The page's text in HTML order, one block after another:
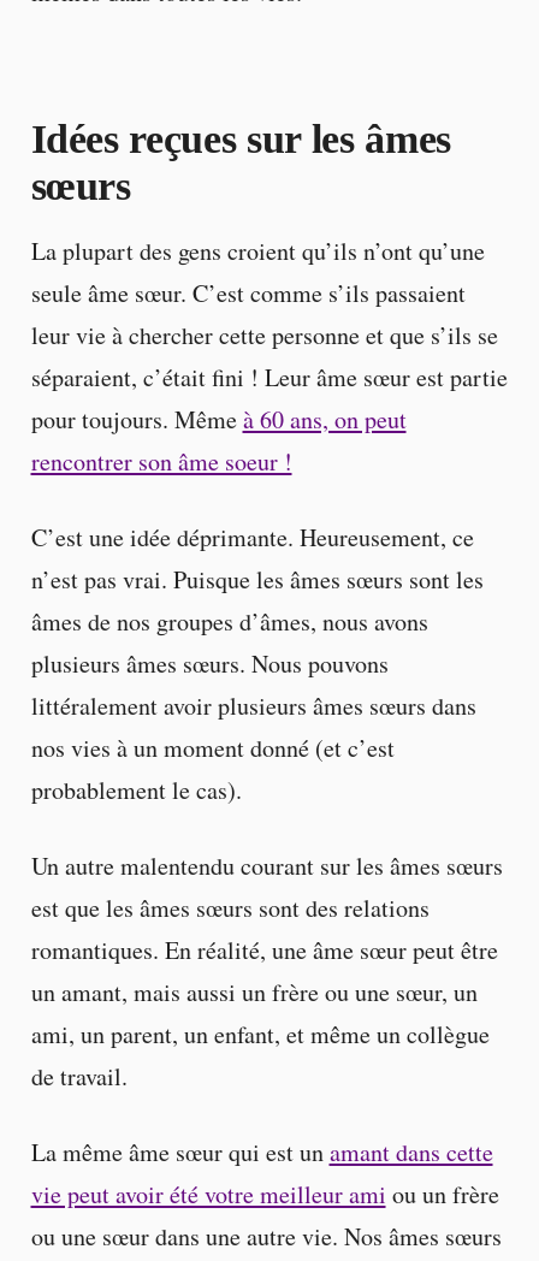
Idées reçues sur les âmes
sœurs
La plupart des gens croient qu’ils n’ont qu’une
seule âme sœur. C’est comme s’ils passaient
leur vie à chercher cette personne et que s’ils se
séparaient, c’était fini ! Leur âme sœur est partie
pour toujours. Mêmeà 60 ans, on peut
rencontrer son âme soeur !
C’est une idée déprimante. Heureusement, ce
n’est pas vrai. Puisque les âmes sœurs sont les
âmes de nos groupes d’âmes, nous avons
plusieurs âmes sœurs. Nous pouvons
littéralement avoir plusieurs âmes sœurs dans
nos vies à un moment donné (et c’est
probablement le cas).
Un autre malentendu courant sur les âmes sœurs
est que les âmes sœurs sont des relations
romantiques. En réalité, une âme sœur peut être
un amant, mais aussi un frère ou une sœur, un
ami, un parent, un enfant, et même un collègue
de travail.
La même âme sœur qui est unamant dans cette
vie peut avoir été votre meilleur ami ou un frère
ou une sœur dans une autre vie. Nos âmes sœurs